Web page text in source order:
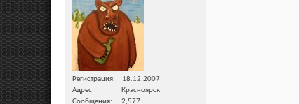
Регистрация
18.12.2007
Адрес
Красноярск
Сообщения
2,577